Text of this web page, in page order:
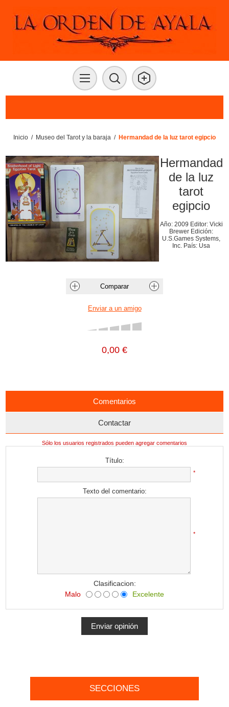
Inicio / Museo del Tarot y la baraja / Hermandad de la luz tarot egipcio
Hermandad
de la luz
tarot
egipcio
Año: 2009 Editor: Vicki
Brewer Edición:
U.S.Games Systems,
Inc. País: Usa
0,00 €
Comentarios
Contactar
Sólo los usuarios registrados pueden agregar comentarios
Título:
*
Texto del comentario:
*
Clasificacion:
Malo
Excelente
SECCIONES